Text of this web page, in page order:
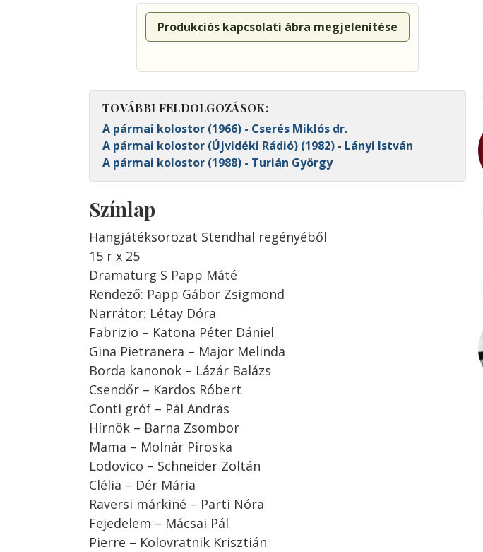
Produkciós kapcsolati ábra megjelenítése
TOVÁBBI FELDOLGOZÁSOK:
A pármai kolostor (1966) - Cserés Miklós dr.
A pármai kolostor (Újvidéki Rádió) (1982) - Lányi István
A pármai kolostor (1988) - Turián György
Színlap
Hangjátéksorozat Stendhal regényéből
15 r x 25
Dramaturg S Papp Máté
Rendező: Papp Gábor Zsigmond
Narrátor: Létay Dóra
Fabrizio – Katona Péter Dániel
Gina Pietranera – Major Melinda
Borda kanonok – Lázár Balázs
Csendőr – Kardos Róbert
Conti gróf – Pál András
Hírnök – Barna Zsombor
Mama – Molnár Piroska
Lodovico – Schneider Zoltán
Clélia – Dér Mária
Raversi márkiné – Parti Nóra
Fejedelem – Mácsai Pál
Pierre – Kolovratnik Krisztián